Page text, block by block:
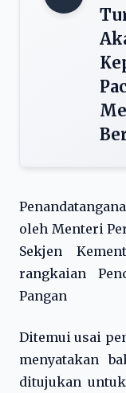
oleh Menteri
Sekjen
rangkaian
Pangan
Ditemui usai
menyatakan
ditujukan